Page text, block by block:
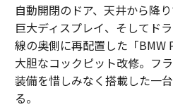
自動開閉のドア、天井から降
巨大ディスプレイ、そしてド
線の奥側に再配置した「
大胆なコックピット改修。フ
装備を惜しみなく搭載した一
る。